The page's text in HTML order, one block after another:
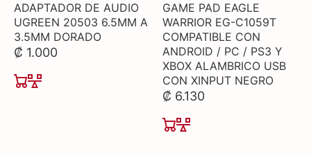
ADAPTADOR DE AUDIO
UGREEN 20503 6.5MM A
3.5MM DORADO
₡ 1.000
GAME PAD EAGLE
WARRIOR EG-C1059T
COMPATIBLE CON
ANDROID / PC / PS3 Y
XBOX ALAMBRICO USB
CON XINPUT NEGRO
₡ 6.130